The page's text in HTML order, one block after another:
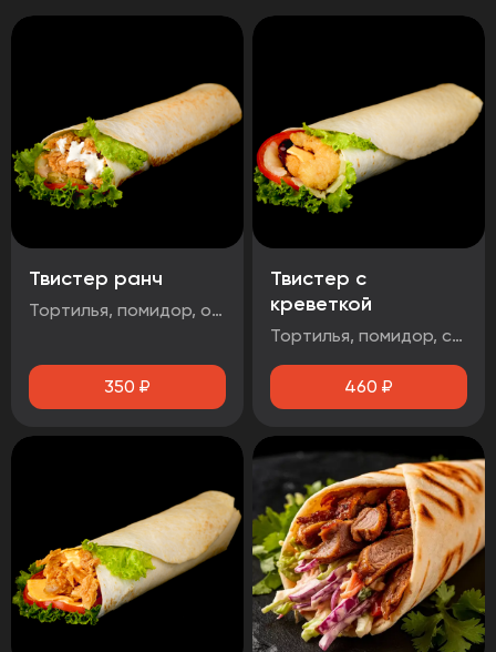
Твистер ранч
Тортилья, помидор, огурец маринованный, салат айсберг, стрипсы 2шт, соус чесночный
350 ₽
Твистер с
креветкой
Тортилья, помидор, салат айсберг, сыр чеддер, креветка, соус чесночный
460 ₽